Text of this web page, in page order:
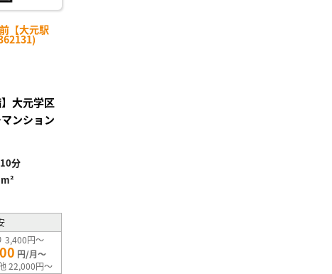
【大元駅
大元学区
ンション
分
3,400円～
円/月～
22,000円～